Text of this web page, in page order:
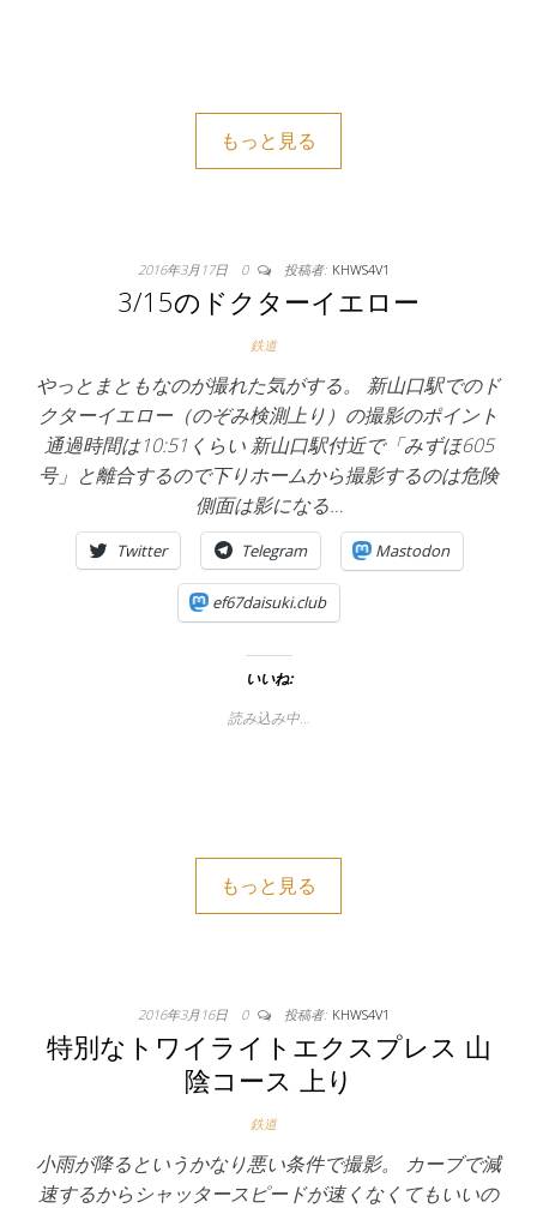
もっと見る
2016年3月17日 0 投稿者: KHWS4V1
3/15のドクターイエロー
鉄道
やっとまともなのが撮れた気がする。 新山口駅でのド
クターイエロー（のぞみ検測上り）の撮影のポイント
通過時間は10:51くらい 新山口駅付近で「みずほ605
号」と離合するので下りホームから撮影するのは危険
側面は影になる…
Twitter Telegram Mastodon
ef67daisuki.club
いいね:
読み込み中…
もっと見る
2016年3月16日 0 投稿者: KHWS4V1
特別なトワイライトエクスプレス 山
陰コース 上り
鉄道
小雨が降るというかなり悪い条件で撮影。 カーブで減
速するからシャッタースピードが速くなくてもいいの